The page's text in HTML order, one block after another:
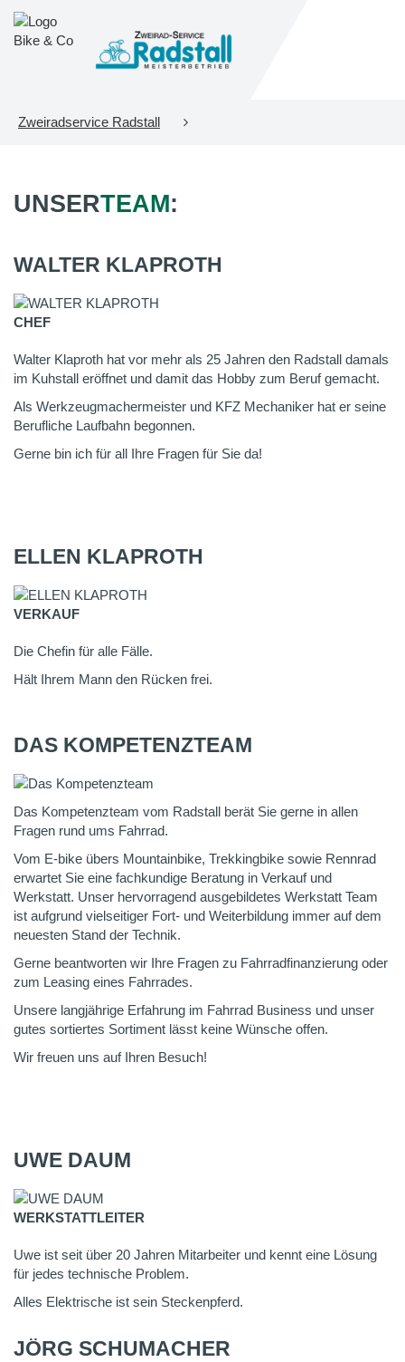
Zweiradservice Radstall
UNSERTEAM:
WALTER KLAPROTH
CHEF
Walter Klaproth hat vor mehr als 25 Jahren den Radstall damals
im Kuhstall eröffnet und damit das Hobby zum Beruf gemacht.
Als Werkzeugmachermeister und KFZ Mechaniker hat er seine
Berufliche Laufbahn begonnen.
Gerne bin ich für all Ihre Fragen für Sie da!
ELLEN KLAPROTH
VERKAUF
Die Chefin für alle Fälle.
Hält Ihrem Mann den Rücken frei.
DAS KOMPETENZTEAM
Das Kompetenzteam vom Radstall berät Sie gerne in allen
Fragen rund ums Fahrrad.
Vom E-bike übers Mountainbike, Trekkingbike sowie Rennrad
erwartet Sie eine fachkundige Beratung in Verkauf und
Werkstatt. Unser hervorragend ausgebildetes Werkstatt Team
ist aufgrund vielseitiger Fort- und Weiterbildung immer auf dem
neuesten Stand der Technik.
Gerne beantworten wir Ihre Fragen zu Fahrradfinanzierung oder
zum Leasing eines Fahrrades.
Unsere langjährige Erfahrung im Fahrrad Business und unser
gutes sortiertes Sortiment lässt keine Wünsche offen.
Wir freuen uns auf Ihren Besuch!
UWE DAUM
WERKSTATTLEITER
Uwe ist seit über 20 Jahren Mitarbeiter und kennt eine Lösung
für jedes technische Problem.
Alles Elektrische ist sein Steckenpferd.
JÖRG SCHUMACHER